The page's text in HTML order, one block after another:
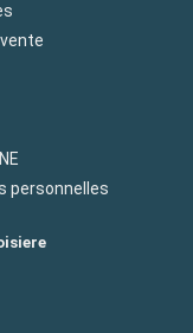
personnelles